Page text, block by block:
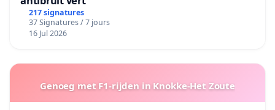
217 signatures
37 Signatures / 7 jours
16 Jul 2026
Genoeg met F1-rijden in Knokke-Het Zoute